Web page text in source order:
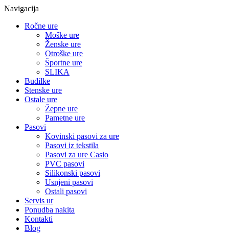
Navigacija
Ročne ure
Moške ure
Ženske ure
Otroške ure
Športne ure
SLIKA
Budilke
Stenske ure
Ostale ure
Žepne ure
Pametne ure
Pasovi
Kovinski pasovi za ure
Pasovi iz tekstila
Pasovi za ure Casio
PVC pasovi
Silikonski pasovi
Usnjeni pasovi
Ostali pasovi
Servis ur
Ponudba nakita
Kontakti
Blog